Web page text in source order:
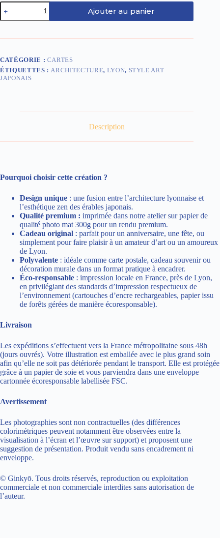
quantité
de
Carte
Lyon
Lumière
|
Collection
Lyon
Ajouter au panier
CATÉGORIE : CARTES
ÉTIQUETTES : ARCHITECTURE, LYON, STYLE ART
JAPONAIS
Description
Pourquoi choisir cette création ?
Design unique : une fusion entre l’architecture lyonnaise et
l’esthétique zen des érables japonais.
Qualité premium : imprimée dans notre atelier sur papier de
qualité photo mat 300g pour un rendu premium.
Cadeau original : parfait pour un anniversaire, une fête, ou
simplement pour faire plaisir à un amateur d’art ou un amoureux
de Lyon.
Polyvalente : idéale comme carte postale, cadeau souvenir ou
décoration murale dans un format pratique à encadrer.
Éco-responsable : impression locale en France, près de Lyon,
en privilégiant des standards d’impression respectueux de
l’environnement (cartouches d’encre rechargeables, papier issu
de forêts gérées de manière écoresponsable).
Livraison
Les expéditions s’effectuent vers la France métropolitaine sous 48h
(jours ouvrés). Votre illustration est emballée avec le plus grand soin
afin qu’elle ne soit pas détériorée pendant le transport. Elle est protégée
grâce à un papier de soie et vous parviendra dans une enveloppe
cartonnée écoresponsable labellisée FSC.
Avertissement
Les photographies sont non contractuelles (des différences
colorimétriques peuvent notamment être observées entre la
visualisation à l’écran et l’œuvre sur support) et proposent une
suggestion de présentation. Produit vendu sans encadrement ni
enveloppe.
© Ginkyō. Tous droits réservés, reproduction ou exploitation
commerciale et non commerciale interdites sans autorisation de
l’auteur.